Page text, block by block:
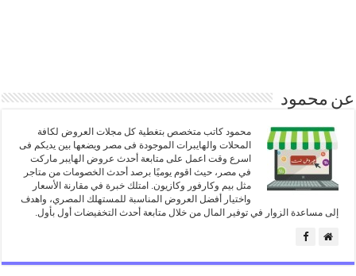
عن محمود
محمود كاتب متخصص بتغطية كل مجلات العروض لكافة
المحلات والهايبرات الموجودة فى مصر ويضعها بين يديكم فى
اسرع وقت اعمل على متابعة أحدث عروض الهايبر ماركت
في مصر، حيث اقوم يوميًا برصد أحدث الخصومات من متاجر
مثل بيم وكارفور وكازيون. امتلك خبرة في مقارنة الأسعار
واختيار أفضل العروض المناسبة للمستهلك المصري، واهدف
إلى مساعدة الزوار في توفير المال من خلال متابعة أحدث التخفيضات أول بأول.